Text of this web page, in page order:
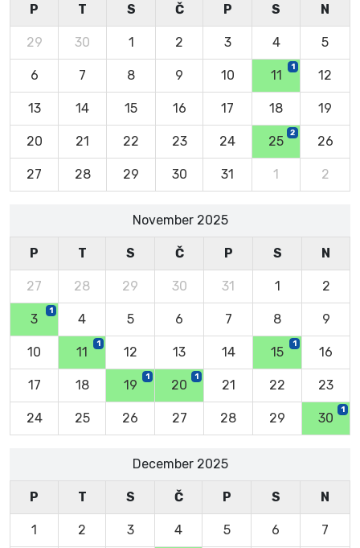
P T S Č P S N
29 30 1 2 3 4 5
6 7 8 9 10 11
1
12
13 14 15 16 17 18 19
20 21 22 23 24 25
2
26
27 28 29 30 31 1 2
November 2025
P T S Č P S N
27 28 29 30 31 1 2
3
1
4 5 6 7 8 9
10 11
1
12 13 14 15
1
16
17 18 19
1
20
1
21 22 23
24 25 26 27 28 29 30
1
December 2025
P T S Č P S N
1 2 3 4 5 6 7